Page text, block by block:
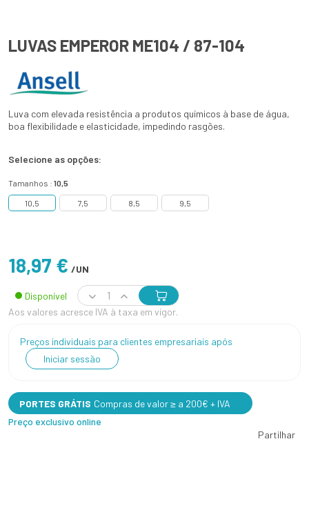
LUVAS EMPEROR ME104 / 87-104
Luva com elevada resistência a produtos químicos à base de água,
boa flexibilidade e elasticidade, impedindo rasgões.
Selecione as opções:
Tamanhos : 10,5
10,5 7,5 8,5 9,5
18,97 € /UN
Disponível
Aos valores acresce IVA à taxa em vigor.
Preços individuais para clientes empresariais após
Iniciar sessão
PORTES GRÁTIS Compras de valor ≥ a 200€ + IVA
Preço exclusivo online
Partilhar